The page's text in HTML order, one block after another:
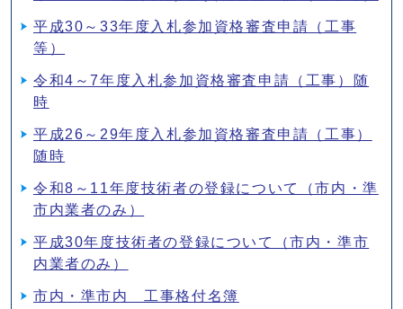
平成30～33年度入札参加資格審査申請（工事
等）
令和4～7年度入札参加資格審査申請（工事）随
時
平成26～29年度入札参加資格審査申請（工事）
随時
令和8～11年度技術者の登録について（市内・準
市内業者のみ）
平成30年度技術者の登録について（市内・準市
内業者のみ）
市内・準市内 工事格付名簿